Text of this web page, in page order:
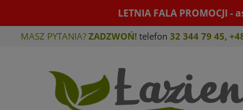
LETNIA FALA PROMOCJI
MASZ PYTANIA? ZADZWOŃ! telefon 32 344 79 45,